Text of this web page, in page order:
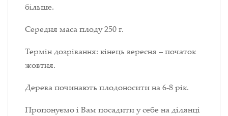
більше.
Середня маса плоду 250 г.
Термін дозрівання: кінець вересня – початок
жовтня.
Дерева починають плодоносити на 6-8 рік.
Пропонуємо і Вам посадити у себе на ділянці